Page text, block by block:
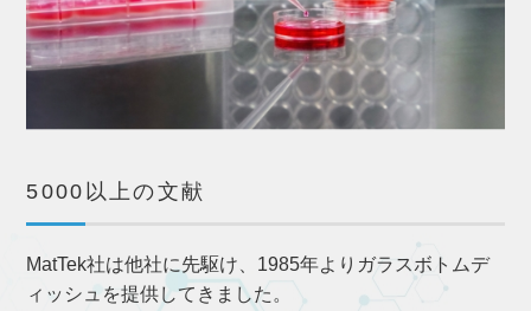
5000以上の文献
MatTek社は他社に先駆け、1985年よりガラスボトムデ
ィッシュを提供してきました。